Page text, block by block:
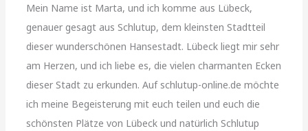
Mein Name ist Marta, und ich komme aus Lübeck,
genauer gesagt aus Schlutup, dem kleinsten Stadtteil
dieser wunderschönen Hansestadt. Lübeck liegt mir sehr
am Herzen, und ich liebe es, die vielen charmanten Ecken
dieser Stadt zu erkunden. Auf schlutup-online.de möchte
ich meine Begeisterung mit euch teilen und euch die
schönsten Plätze von Lübeck und natürlich Schlutup